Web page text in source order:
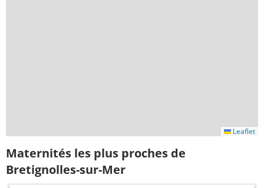
Leaflet
Maternités les plus proches de
Bretignolles-sur-Mer